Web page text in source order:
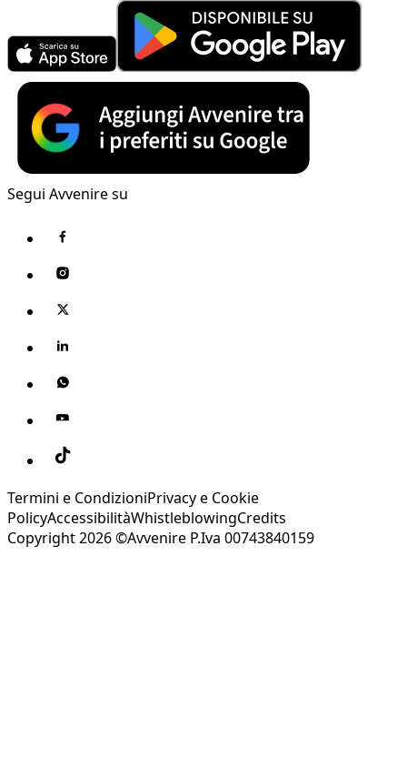
Segui Avvenire su
Termini e CondizioniPrivacy e Cookie
PolicyAccessibilitàWhistleblowingCredits
Copyright 2026 ©Avvenire P.Iva 00743840159